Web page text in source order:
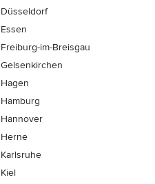
Düsseldorf
Essen
Freiburg-im-Breisgau
Gelsenkirchen
Hagen
Hamburg
Hannover
Herne
Karlsruhe
Kiel